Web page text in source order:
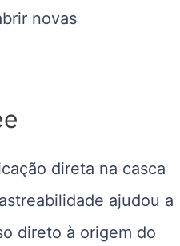
novas
direta na casca
ajudou a
direto à origem do